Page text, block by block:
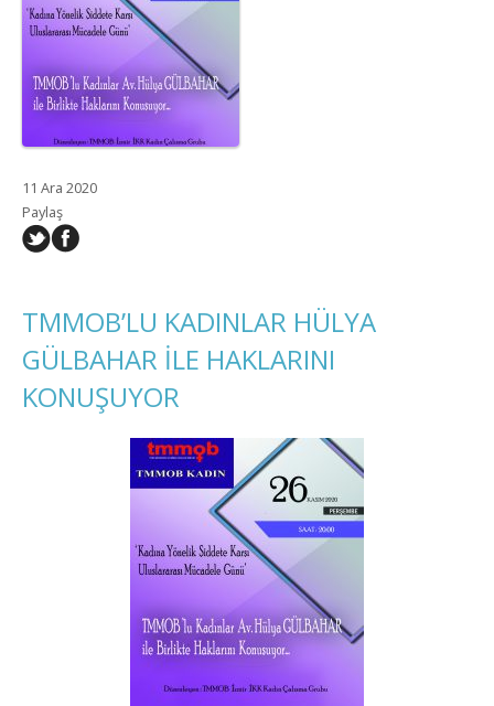
11 Ara 2020
Paylaş
TMMOB’LU KADINLAR HÜLYA
GÜLBAHAR İLE HAKLARINI
KONUŞUYOR